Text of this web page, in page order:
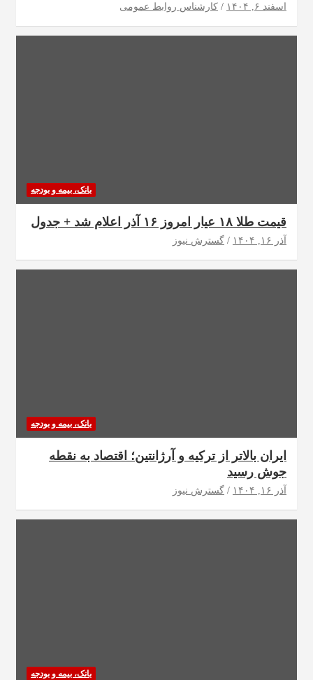
اسفند ۶, ۱۴۰۴ کارشناس روابط عمومی
بانک، بیمه و بودجه
قیمت طلا ۱۸ عیار امروز ۱۶ آذر اعلام شد + جدول
آذر ۱۶, ۱۴۰۴ گسترش نیوز
بانک، بیمه و بودجه
ایران بالاتر از ترکیه و آرژانتین؛ اقتصاد به نقطه
جوش رسید
آذر ۱۶, ۱۴۰۴ گسترش نیوز
بانک، بیمه و بودجه